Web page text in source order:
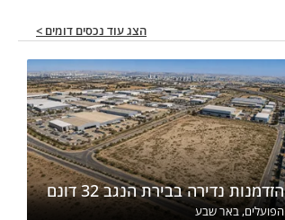
הצג עוד נכסים דומים >
הזדמנות נדירה בבירת הנגב 32 דונם
הפועלים, באר שבע